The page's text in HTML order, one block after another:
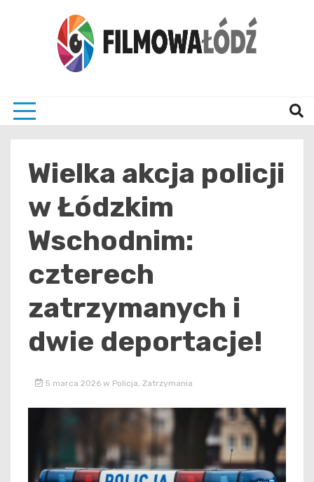
Wielka akcja policji
w Łódzkim
Wschodnim:
czterech
zatrzymanych i
dwie deportacje!
5 marca 2026 w Policja Zatrzymania